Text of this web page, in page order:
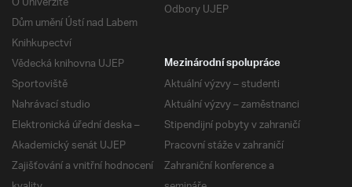
Odbory UJEP
Dům umění Ústí nad Labem
Knihkupectví
Vědecká knihovna UJEP
Sportoviště
Nahrávací studio
Elektronická úřední deska –
Akademický senát UJEP
Zajišťování a vnitřní hodnocení
Mezinárodní spolupráce
Aktuální výzvy – studenti
Aktuální výzvy – zaměstnanci
Stipendijní pobyty v zahraničí
Pracovní stáže v zahraničí
Zahraniční konference a